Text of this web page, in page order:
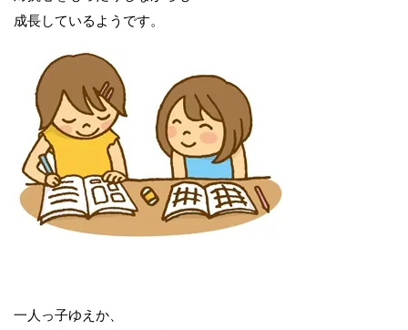
成長しているようです。
一人っ子ゆえか、